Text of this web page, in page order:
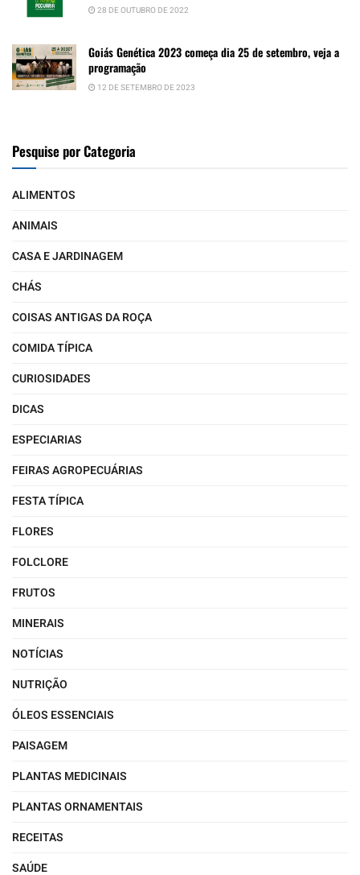
28 DE OUTUBRO DE 2022
Goiás Genética 2023 começa dia 25 de setembro, veja a
programação
12 DE SETEMBRO DE 2023
Pesquise por Categoria
ALIMENTOS
ANIMAIS
CASA E JARDINAGEM
CHÁS
COISAS ANTIGAS DA ROÇA
COMIDA TÍPICA
CURIOSIDADES
DICAS
ESPECIARIAS
FEIRAS AGROPECUÁRIAS
FESTA TÍPICA
FLORES
FOLCLORE
FRUTOS
MINERAIS
NOTÍCIAS
NUTRIÇÃO
ÓLEOS ESSENCIAIS
PAISAGEM
PLANTAS MEDICINAIS
PLANTAS ORNAMENTAIS
RECEITAS
SAÚDE